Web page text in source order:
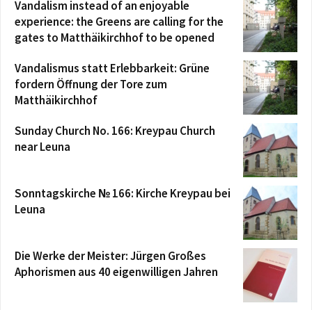
Vandalism instead of an enjoyable
experience: the Greens are calling for the
gates to Matthäikirchhof to be opened
Vandalismus statt Erlebbarkeit: Grüne
fordern Öffnung der Tore zum
Matthäikirchhof
Sunday Church No. 166: Kreypau Church
near Leuna
Sonntagskirche № 166: Kirche Kreypau bei
Leuna
Die Werke der Meister: Jürgen Großes
Aphorismen aus 40 eigenwilligen Jahren